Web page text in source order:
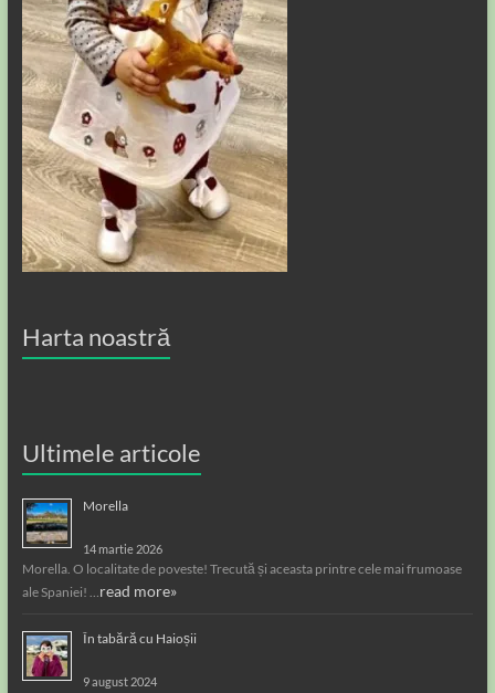
Harta noastră
Ultimele articole
Morella
14 martie 2026
Morella. O localitate de poveste! Trecută și aceasta printre cele mai frumoase
ale Spaniei! …read more»
În tabără cu Haioșii
9 august 2024